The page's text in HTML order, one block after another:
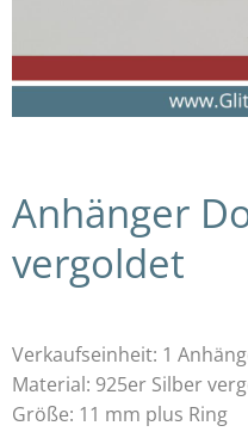
Anhänger
vergoldet
Verkaufseinheit: 1
Material: 925er Silber
Größe: 11 mm plus Ring